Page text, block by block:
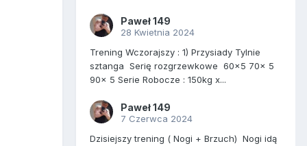
Paweł 149
28 Kwietnia 2024
Trening Wczorajszy : 1) Przysiady Tylnie
sztanga Serię rozgrzewkowe 60x5 70x 5
90x 5 Serie Robocze : 150kg x...
Paweł 149
7 Czerwca 2024
Dzisiejszy trening ( Nogi + Brzuch) Nogi idą